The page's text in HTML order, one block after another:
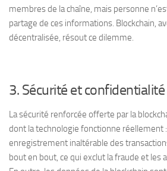
membres de la chaîne, mais personne
partage de ces informations. Blockchain,
décentralisée, résout ce dilemme.
3. Sécurité et
La sécurité renforcée offerte par la
dont la technologie fonctionne réellement
enregistrement inaltérable des
bout en bout, ce qui exclut la fraude et les